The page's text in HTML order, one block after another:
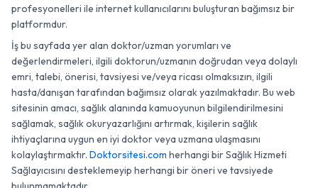
profesyonelleri ile internet kullanıcılarını buluşturan bağımsız bir
platformdur.
İş bu sayfada yer alan doktor/uzman yorumları ve
değerlendirmeleri, ilgili doktorun/uzmanın doğrudan veya dolaylı
emri, talebi, önerisi, tavsiyesi ve/veya ricası olmaksızın, ilgili
hasta/danışan tarafından bağımsız olarak yazılmaktadır. Bu web
sitesinin amacı, sağlık alanında kamuoyunun bilgilendirilmesini
sağlamak, sağlık okuryazarlığını artırmak, kişilerin sağlık
ihtiyaçlarına uygun en iyi doktor veya uzmana ulaşmasını
kolaylaştırmaktır. Doktorsitesi.com herhangi bir Sağlık Hizmeti
Sağlayıcısını desteklemeyip herhangi bir öneri ve tavsiyede